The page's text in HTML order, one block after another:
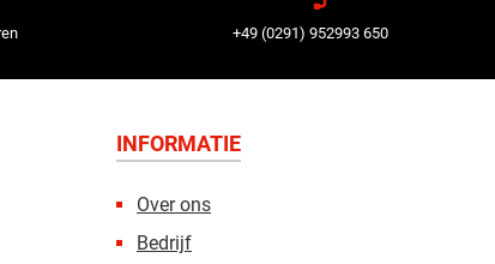
+49 (0291) 952993 650
INFORMATIE
Over ons
Bedrijf